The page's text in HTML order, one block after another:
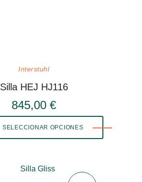
Interstuhl
Silla HEJ HJ116
845,00 €
SELECCIONAR OPCIONES